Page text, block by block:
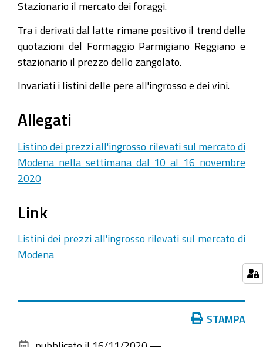
Stazionario il mercato dei foraggi.
Tra i derivati dal latte rimane positivo il trend delle
quotazioni del Formaggio Parmigiano Reggiano e
stazionario il prezzo dello zangolato.
Invariati i listini delle pere all'ingrosso e dei vini.
Allegati
Listino dei prezzi all'ingrosso rilevati sul mercato di
Modena nella settimana dal 10 al 16 novembre
2020
Link
Listini dei prezzi all'ingrosso rilevati sul mercato di
Modena
STAMPA